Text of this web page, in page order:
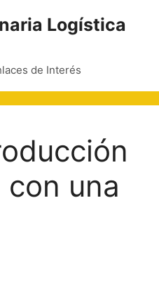
Logística
de Interés
con una